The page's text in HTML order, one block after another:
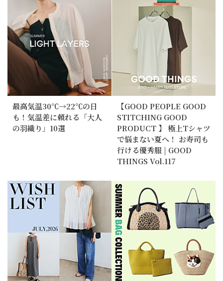
最高気温30℃→22℃の日
も！気温差に頼れる「大人
の羽織り」10選
【GOOD PEOPLE GOOD
STITCHING GOOD
PRODUCT 】 極上Tシャツ
で悩まない夏へ！ お寿司も
行ける優秀服 | GOOD
THINGS Vol.117